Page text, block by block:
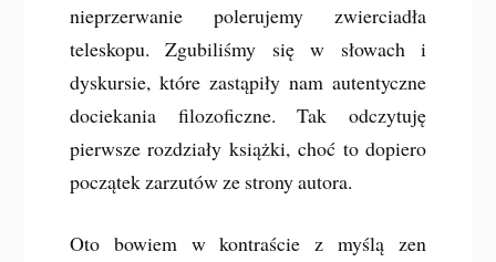
nieprzerwanie polerujemy zwierciadła
teleskopu. Zgubiliśmy się w słowach i
dyskursie, które zastąpiły nam autentyczne
dociekania filozoficzne. Tak odczytuję
pierwsze rozdziały książki, choć to dopiero
początek zarzutów ze strony autora.
Oto bowiem w kontraście z myślą zen